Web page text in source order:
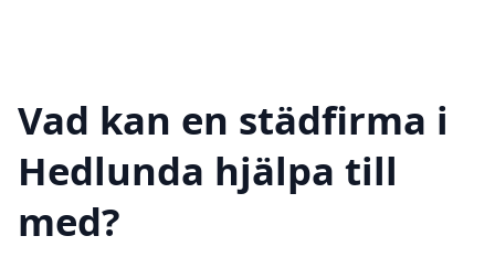
Vad kan en städfirma i
Hedlunda hjälpa till
med?